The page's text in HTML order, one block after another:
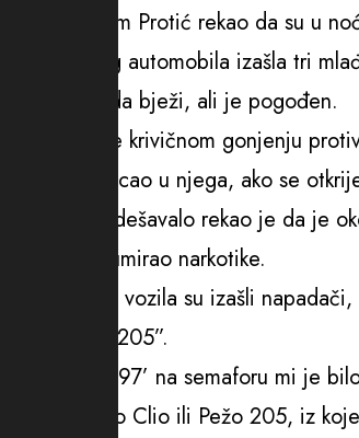
Jelenom Protić rekao da su u
iz bijelog automobila izašla tri
je krenuo da bježi, ali je pogođen.
ne pridružuje krivičnom gonjenju
ko je pucao u njega, ako se
se te noći dešavalo rekao je da je
i da je konzumirao narkotike.
sjeti iz kog vozila su izašli
ili “Pežo 205”.
iz kafića ‘697’ na semaforu mi je
možda Reno Clio ili Pežo 205, iz